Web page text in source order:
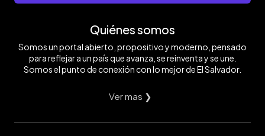
Quiénes somos
Somos un portal abierto, propositivo y moderno, pensado
para reflejar a un país que avanza, se reinventa y se une.
Somos el punto de conexión con lo mejor de El Salvador.
Ver mas ❯